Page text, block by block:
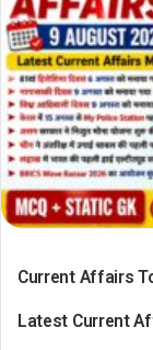
Current Affairs
Latest Current